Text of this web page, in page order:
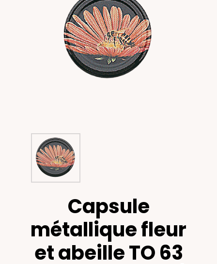
Capsule
métallique fleur
et abeille TO 63